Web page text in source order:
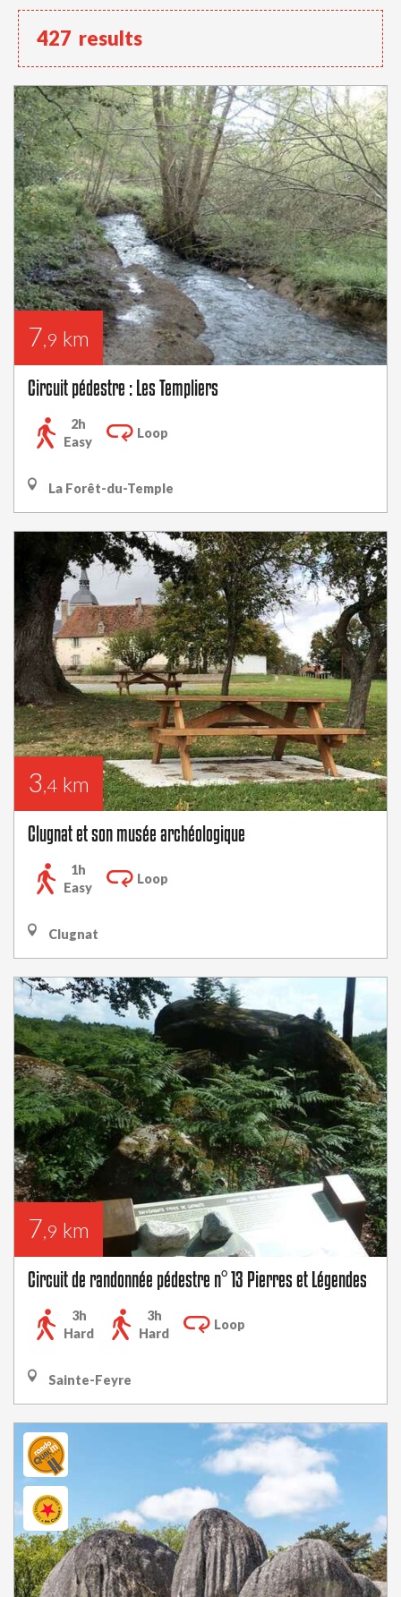
427 results
7,9 km
Circuit pédestre : Les Templiers
2h
Easy
Loop
La Forêt-du-Temple
3,4 km
Clugnat et son musée archéologique
1h
Easy
Loop
Clugnat
7,9 km
Circuit de randonnée pédestre n° 13 Pierres et Légendes
3h
Hard
3h
Hard
Loop
Sainte-Feyre